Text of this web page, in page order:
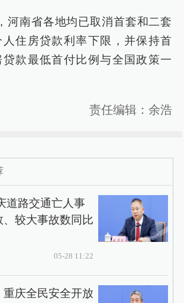
河南省各地均已取消首套和二套
住房贷款利率下限，并保持首
款最低首付比例与全国政策一
责任编辑：余浩
道路交通亡人事
较大事故数同比
05-28 11:22
庆全民安全开放